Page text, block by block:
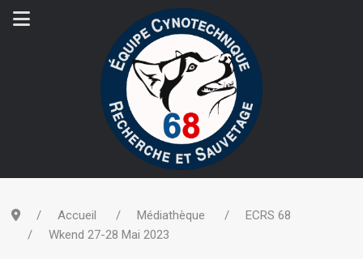
Accueil Médiathèque
ECRS 68
Wkend 27-28 Mai 2023